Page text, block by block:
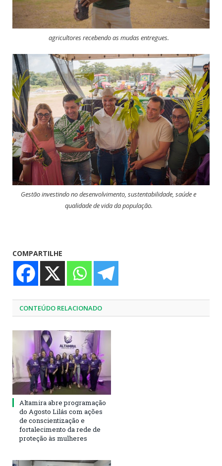
agricultores recebendo as mudas entregues.
Gestão investindo no desenvolvimento, sustentabilidade, saúde e
qualidade de vida da população.
COMPARTILHE
CONTEÚDO RELACIONADO
Altamira abre programação
do Agosto Lilás com ações
de conscientização e
fortalecimento da rede de
proteção às mulheres